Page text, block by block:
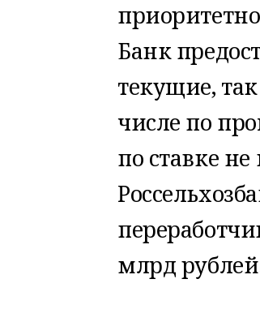
Банк
текущие,
числе по
по ставке
млрд